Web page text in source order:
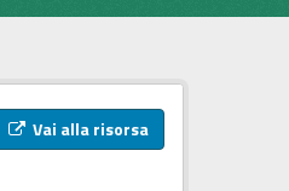
Vai alla risorsa